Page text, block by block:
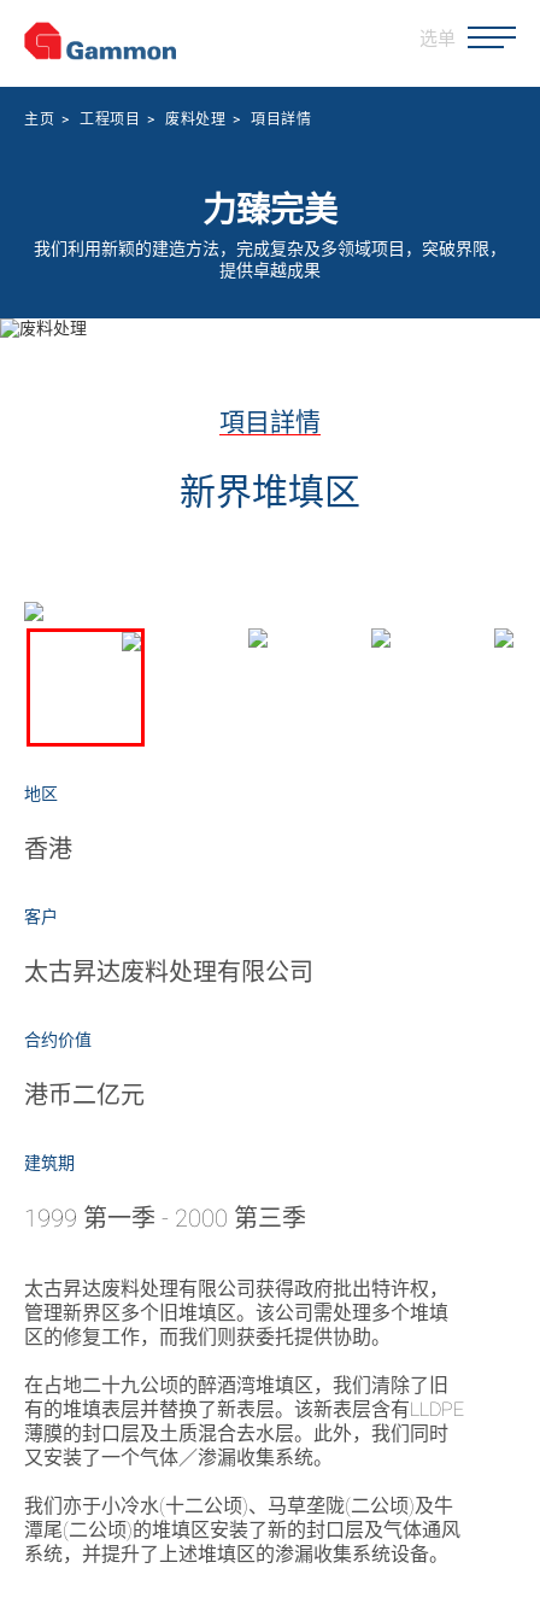
选单
主页 > 工程项目 > 废料处理 > 項目詳情
力臻完美
我们利用新颖的建造方法，完成复杂及多领域项目，突破界限，
提供卓越成果
項目詳情
新界堆填区
地区
香港
客户
太古昇达废料处理有限公司
合约价值
港币二亿元
建筑期
1999 第一季 - 2000 第三季
太古昇达废料处理有限公司获得政府批出特许权，
管理新界区多个旧堆填区。该公司需处理多个堆填
区的修复工作，而我们则获委托提供协助。
在占地二十九公顷的醉酒湾堆填区，我们清除了旧
有的堆填表层并替换了新表层。该新表层含有LLDPE
薄膜的封口层及土质混合去水层。此外，我们同时
又安装了一个气体／渗漏收集系统。
我们亦于小冷水(十二公顷)、马草垄陇(二公顷)及牛
潭尾(二公顷)的堆填区安装了新的封口层及气体通风
系统，并提升了上述堆填区的渗漏收集系统设备。